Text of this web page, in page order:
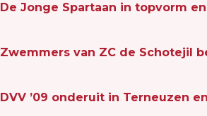
De Jonge Spartaan in topvorm
Zwemmers van ZC de Schotejil
DVV ’09 onderuit in Terneuzen